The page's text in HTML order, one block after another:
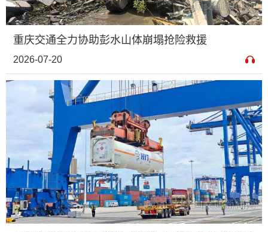
重庆交通全力协助彭水山体崩塌抢险救援
2026-07-20